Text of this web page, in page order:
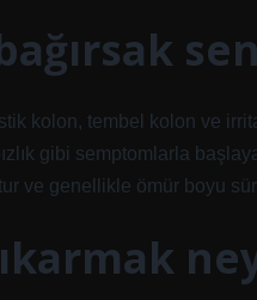
kolon, tembel kolon ve
gibi semptomlarla
ve genellikle ömür boyu